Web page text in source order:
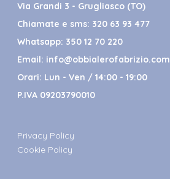
Via Grandi 3 - Grugliasco (TO)
Chiamate e sms: 320 63 93 477
Whatsapp: 350 12 70 220
Email: info@obbialerofabrizio.com
Orari: Lun - Ven / 14:00 - 19:00
P.IVA 09203790010
Privacy Policy
Cookie Policy